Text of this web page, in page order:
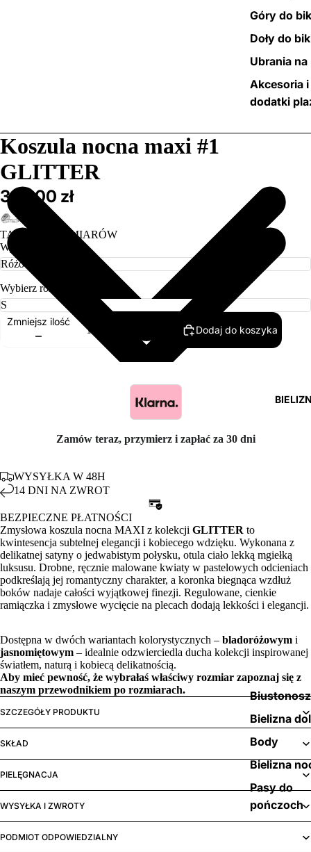
Góry do
Doły do
Ubrania na
Akcesoria i
dodatki
Bielizna
Body
Bielizna
Pasy do
pończoch
Koszula nocna maxi #1
GLITTER
369,00 zł
TABELA ROZMIARÓW
Wybierz kolor
Wybierz rozmiar
Zmniejsz ilość
Dodaj do koszyka
Zamów teraz, przymierz i zapłać za 30 dni
WYSYŁKA W 48H
14 DNI NA ZWROT
BEZPIECZNE PŁATNOŚCI
Zmysłowa koszula nocna MAXI z kolekcji GLITTER to
kwintesencja subtelnej elegancji i kobiecego wdzięku. Wykonana z
delikatnej satyny o jedwabistym połysku, otula ciało lekką mgiełką
luksusu. Drobne, ręcznie malowane kwiaty w pastelowych odcieniach
podkreślają jej romantyczny charakter, a koronka biegnąca wzdłuż
boków nadaje całości wyjątkowej finezji. Regulowane, cienkie
ramiączka i zmysłowe wycięcie na plecach dodają lekkości i elegancji.
Dostępna w dwóch wariantach kolorystycznych – bladoróżowym i
jasnomiętowym – idealnie odzwierciedla ducha kolekcji inspirowanej
światłem, naturą i kobiecą delikatnością.
Aby mieć pewność, że wybrałaś właściwy rozmiar zapoznaj się z
naszym przewodnikiem po rozmiarach.
SZCZEGÓŁY PRODUKTU
SKŁAD
PIELĘGNACJA
WYSYŁKA I ZWROTY
PODMIOT ODPOWIEDZIALNY